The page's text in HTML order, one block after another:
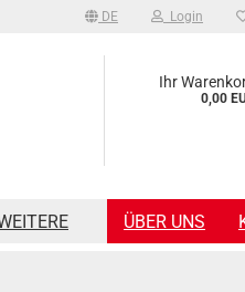
DE Login
Ihr
0,00
ÜBER UNS